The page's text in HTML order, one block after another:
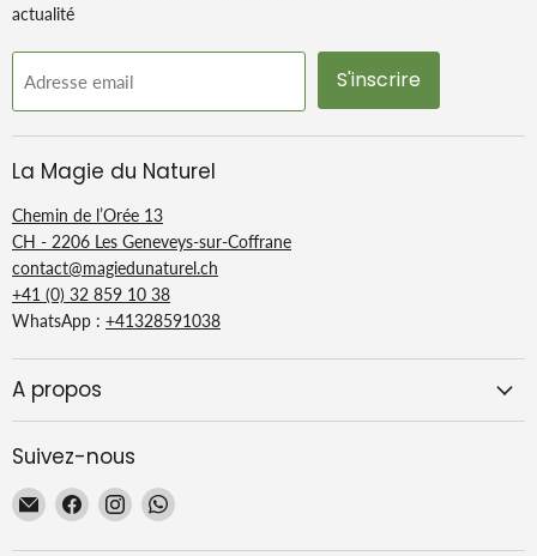
actualité
Adresse email S'inscrire
La Magie du Naturel
Chemin de l’Orée 13
CH - 2206 Les Geneveys-sur-Coffrane
contact@magiedunaturel.ch
+41 (0) 32 859 10 38
WhatsApp : +41328591038
A propos
Suivez-nous
EmailTrouvez-
nous
Trouvez-
nous
Trouvez-